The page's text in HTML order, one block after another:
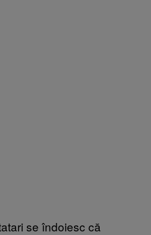
se îndoiesc că